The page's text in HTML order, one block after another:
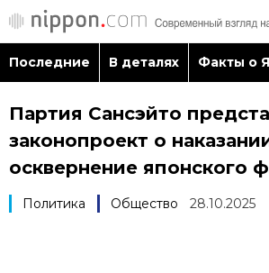
Последние
Последние В деталях Факты о
Партия Сансэйто
законопроект о
осквернение японского
Политика Общество 28.10.2025